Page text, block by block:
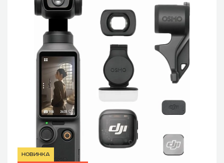
новинка